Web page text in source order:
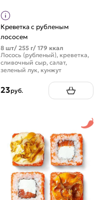
Креветка с рубленым
лососем
8 шт/ 255 г/ 179 ккал
Лосось (рубленый), креветка,
сливочный сыр, салат,
зеленый лук, кунжут
23руб.